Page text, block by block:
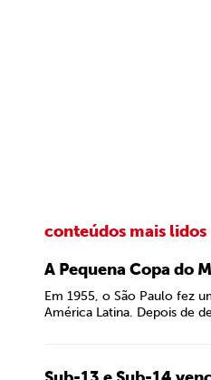
conteúdos mais lidos
A Pequena Copa do
Em 1955, o São Paulo fez
América Latina. Depois de